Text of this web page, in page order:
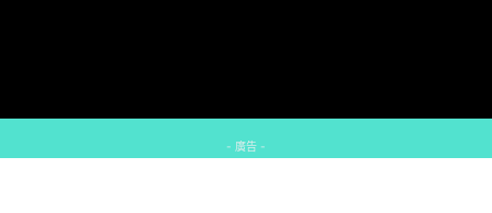
- 廣告 -